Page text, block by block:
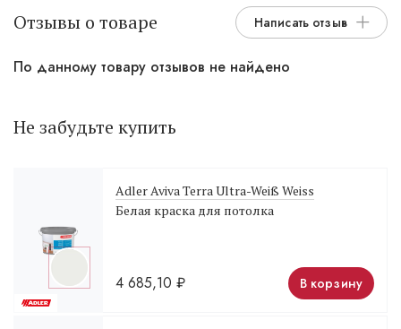
Отзывы о товаре Написать отзыв
По данному товару отзывов не найдено
Не забудьте купить
Adler Aviva Terra Ultra-Weiß Weiss
Белая краска для потолка
4 685,10 ₽ В корзину